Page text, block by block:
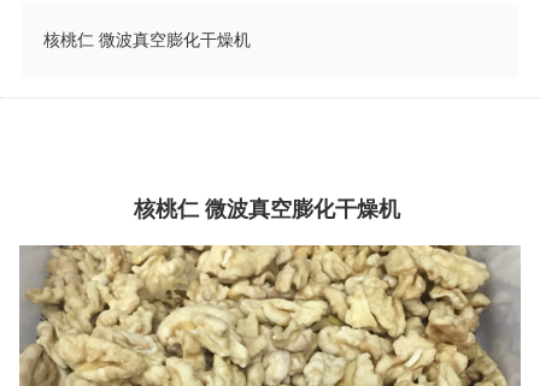
核桃仁 微波真空膨化干燥机
核桃仁 微波真空膨化干燥机